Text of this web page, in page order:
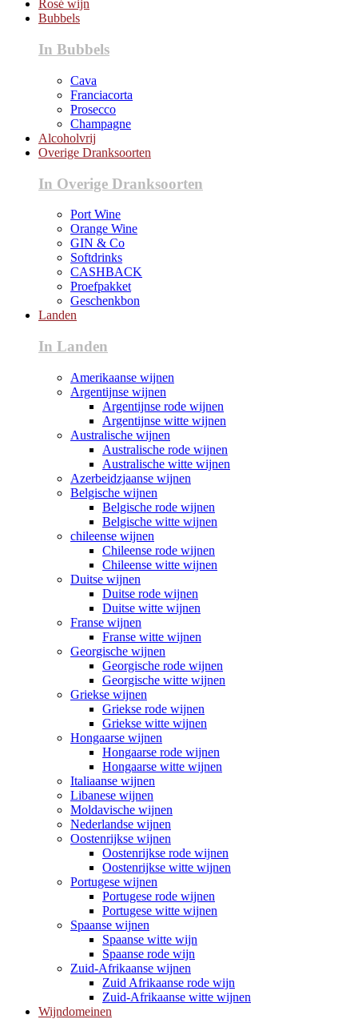
Rosé wijn
Bubbels
In Bubbels
Cava
Franciacorta
Prosecco
Champagne
Alcoholvrij
Overige Dranksoorten
In Overige Dranksoorten
Port Wine
Orange Wine
GIN & Co
Softdrinks
CASHBACK
Proefpakket
Geschenkbon
Landen
In Landen
Amerikaanse wijnen
Argentijnse wijnen
Argentijnse rode wijnen
Argentijnse witte wijnen
Australische wijnen
Australische rode wijnen
Australische witte wijnen
Azerbeidzjaanse wijnen
Belgische wijnen
Belgische rode wijnen
Belgische witte wijnen
chileense wijnen
Chileense rode wijnen
Chileense witte wijnen
Duitse wijnen
Duitse rode wijnen
Duitse witte wijnen
Franse wijnen
Franse witte wijnen
Georgische wijnen
Georgische rode wijnen
Georgische witte wijnen
Griekse wijnen
Griekse rode wijnen
Griekse witte wijnen
Hongaarse wijnen
Hongaarse rode wijnen
Hongaarse witte wijnen
Italiaanse wijnen
Libanese wijnen
Moldavische wijnen
Nederlandse wijnen
Oostenrijkse wijnen
Oostenrijkse rode wijnen
Oostenrijkse witte wijnen
Portugese wijnen
Portugese rode wijnen
Portugese witte wijnen
Spaanse wijnen
Spaanse witte wijn
Spaanse rode wijn
Zuid-Afrikaanse wijnen
Zuid Afrikaanse rode wijn
Zuid-Afrikaanse witte wijnen
Wijndomeinen